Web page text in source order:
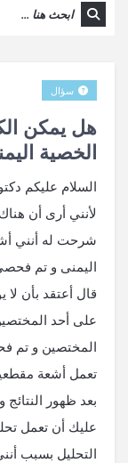
هل يمكن
الخصية
سؤال
السلام عليكم
لأنني أرى أن
شرحت له أنني
اليمنى و تم
قال أعتقد بأن
على أحد
المختصين و تم
تعمل أشعة
بعد ظهور
عليك أن تعمل
التحليل بسبب